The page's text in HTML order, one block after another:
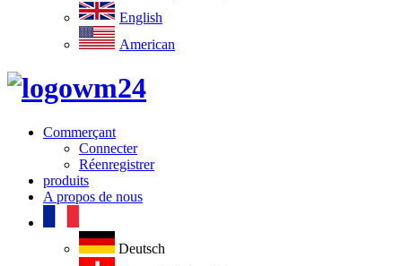
English
American
Commerçant
Connecter
Réenregistrer
produits
A propos de nous
Deutsch